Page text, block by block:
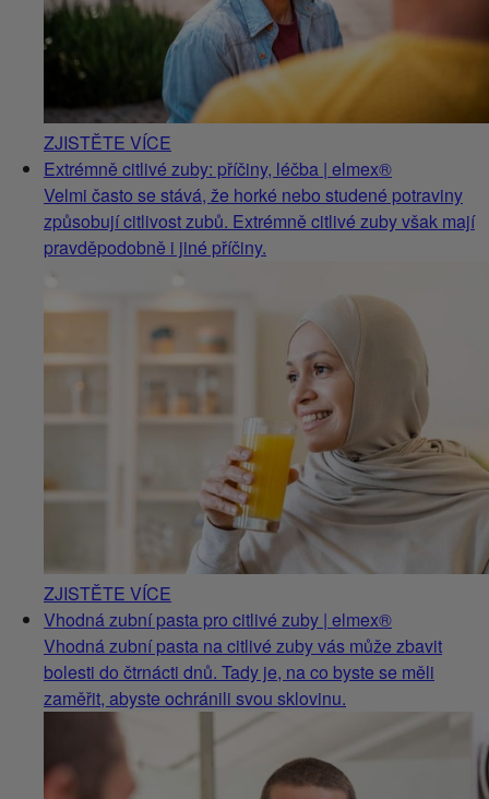
ZJISTĚTE VÍCE
Extrémně citlivé zuby: příčiny, léčba | elmex®
Velmi často se stává, že horké nebo studené potraviny
způsobují citlivost zubů. Extrémně citlivé zuby však mají
pravděpodobně i jiné příčiny.
ZJISTĚTE VÍCE
Vhodná zubní pasta pro citlivé zuby | elmex®
Vhodná zubní pasta na citlivé zuby vás může zbavit
bolesti do čtrnácti dnů. Tady je, na co byste se měli
zaměřit, abyste ochránili svou sklovinu.